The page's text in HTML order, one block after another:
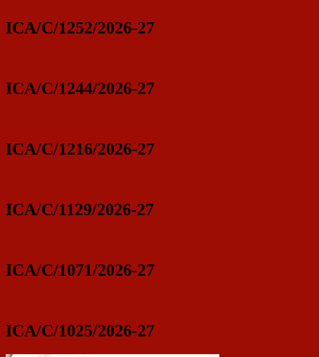
ICA/C/1252/2026-27
ICA/C/1244/2026-27
ICA/C/1216/2026-27
ICA/C/1129/2026-27
ICA/C/1071/2026-27
ICA/C/1025/2026-27